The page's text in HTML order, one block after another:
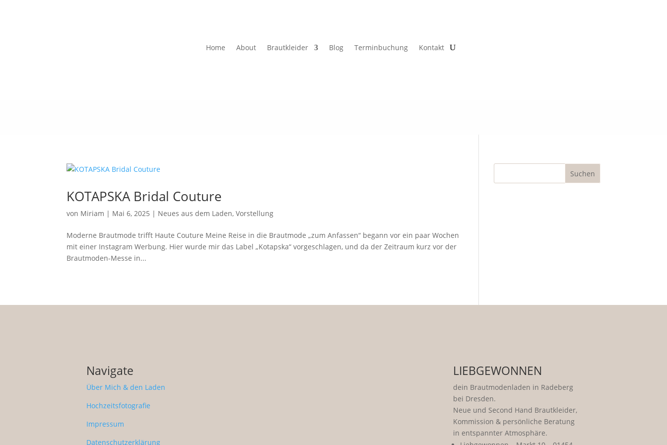
Home About Brautkleider Blog Terminbuchung Kontakt
KOTAPSKA Bridal Couture
von Miriam | Mai 6, 2025 | Neues aus dem Laden,Vorstellung
Moderne Brautmode trifft Haute Couture Meine Reise in die Brautmode „zum Anfassen“ begann vor ein paar Wochen
mit einer Instagram Werbung. Hier wurde mir das Label „Kotapska“ vorgeschlagen, und da der Zeitraum kurz vor der
Brautmoden-Messe in...
Navigate
Über Mich & den Laden
Hochzeitsfotografie
Impressum
Datenschutzerklärung
LIEBGEWONNEN
dein Brautmodenladen in Radeberg
bei Dresden.
Neue und Second Hand Brautkleider,
Kommission & persönliche Beratung
in entspannter Atmosphäre.